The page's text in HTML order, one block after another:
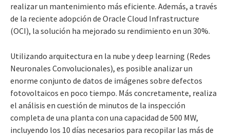
realizar un mantenimiento más eficiente. Además, a través
de la reciente adopción de Oracle Cloud Infrastructure
(OCI), la solución ha mejorado su rendimiento en un 30%.
Utilizando arquitectura en la nube y deep learning (Redes
Neuronales Convolucionales), es posible analizar un
enorme conjunto de datos de imágenes sobre defectos
fotovoltaicos en poco tiempo. Más concretamente, realiza
el análisis en cuestión de minutos de la inspección
completa de una planta con una capacidad de 500 MW,
incluyendo los 10 días necesarios para recopilar las más de